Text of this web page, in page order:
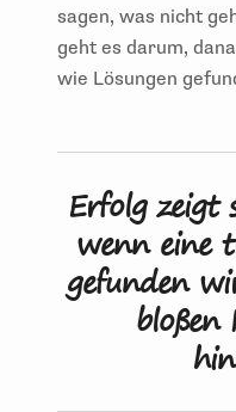
sagen, was nicht
geht es darum,
wie Lösungen
Erfolg zeigt
wenn eine
gefunden